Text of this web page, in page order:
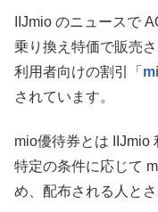
IIJmio のニュースで
乗り換え特価で販売
利用者向けの割引「
されています。
mio優待券とは IIJmio
特定の条件に応じて
め、配布される人と